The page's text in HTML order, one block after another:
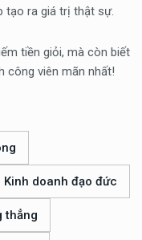
tạo ra giá trị thật sự.
tiền giỏi, mà còn biết
công viên mãn nhất!
Kinh doanh đạo đức
thẳng